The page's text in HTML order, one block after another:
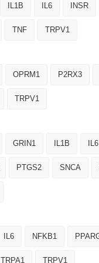
IL1B IL6 INSR
TNF TRPV1
OPRM1 P2RX3
TRPV1
GRIN1 IL1B IL6
PTGS2 SNCA
IL6 NFKB1
TRPA1 TRPV1